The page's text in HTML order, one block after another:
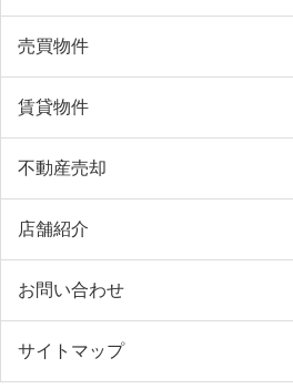
売買物件
賃貸物件
不動産売却
店舗紹介
お問い合わせ
サイトマップ